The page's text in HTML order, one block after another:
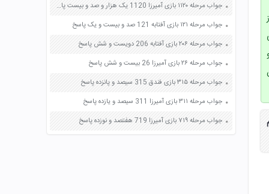
جواب مرحله ۱۱۲۰ بازی آمیرزا 1120 یک هزار و صد و بیست پاسخ
جواب مرحله ۱۲۱ بازی آفتابه 121 صد و بیست و یک پاسخ
جواب مرحله ۲۰۶ بازی آفتابه 206 دویست و شش پاسخ
جواب مرحله ۲۶ بازی آمیرزا 26 بیست و شش پاسخ
جواب مرحله ۳۱۵ بازی فندق 315 سیصد و پانزده پاسخ
جواب مرحله ۳۱۱ بازی آمیرزا 311 سیصد و یازده پاسخ
جواب مرحله ۷۱۹ بازی آمیرزا 719 هفتصد و نوزده پاسخ